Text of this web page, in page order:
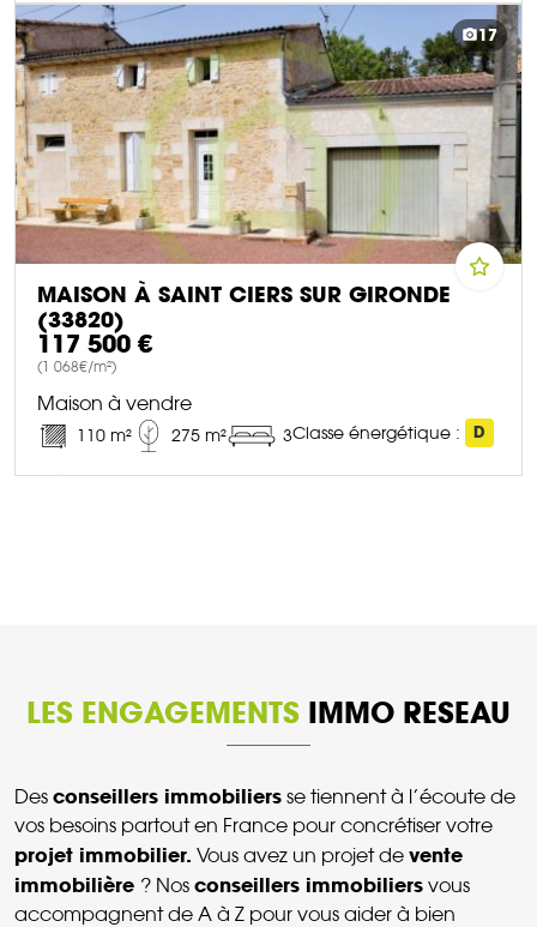
DÉCOUVRIR CE BIEN
17
MAISON À SAINT CIERS SUR GIRONDE
(33820)
117 500 €
(1 068€/m²)
Maison à vendre
110 m² 275 m² 3Classe énergétique : D
LES ENGAGEMENTS IMMO RESEAU
Des conseillers immobiliers se tiennent à l’écoute de
vos besoins partout en France pour concrétiser votre
projet immobilier. Vous avez un projet de vente
immobilière ? Nos conseillers immobiliers vous
accompagnent de A à Z pour vous aider à bien